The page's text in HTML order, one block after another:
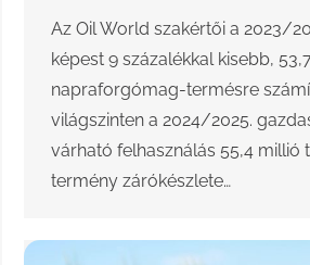
Az Oil World szakértői a 2023/
képest 9 százalékkal kisebb,
napraforgómag-termésre
világszinten a 2024/2025.
várható felhasználás 55,4 millió
termény zárókészlete…